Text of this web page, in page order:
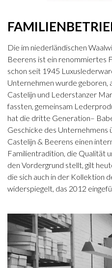
Die im niederländischen
Beerens ist ein renommiertes
schon seit 1945
Unternehmen wurde geboren,
Castelijn und Lederstanzer
fassten, gemeinsam
hat die dritte Generation–
Geschicke des Unternehmens
Castelijn & Beerens einen
Familientradition, die Qualität
den Vordergrund stellt, gilt
die sich auch in der Kollektion
widerspiegelt, das 2012